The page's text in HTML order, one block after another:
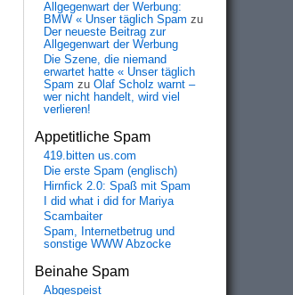
Allgegenwart der Werbung:
BMW « Unser täglich Spam zu
Der neueste Beitrag zur
Allgegenwart der Werbung
Die Szene, die niemand
erwartet hatte « Unser täglich
Spam zu Olaf Scholz warnt –
wer nicht handelt, wird viel
verlieren!
Appetitliche Spam
419.bitten us.com
Die erste Spam (englisch)
Hirnfick 2.0: Spaß mit Spam
I did what i did for Mariya
Scambaiter
Spam, Internetbetrug und
sonstige WWW Abzocke
Beinahe Spam
Abgespeist